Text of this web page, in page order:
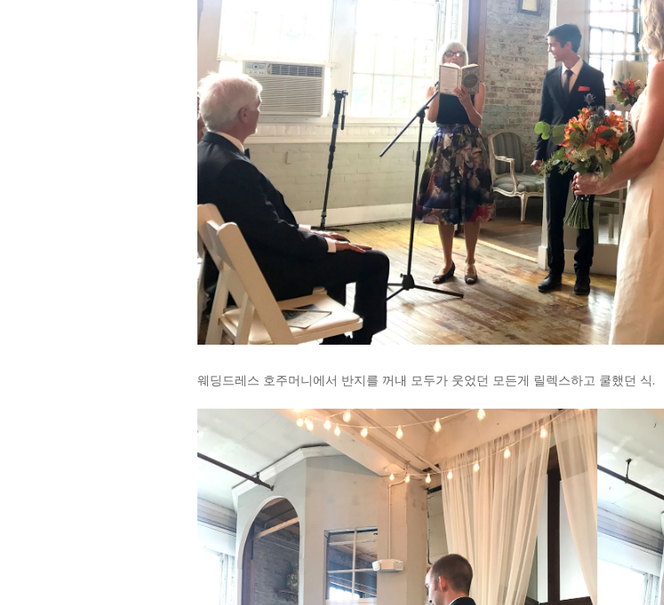
웨딩드레스 호주머니에서 반지를 꺼내 모두가 웃었던 모든게 릴렉스하고 쿨했던 식.